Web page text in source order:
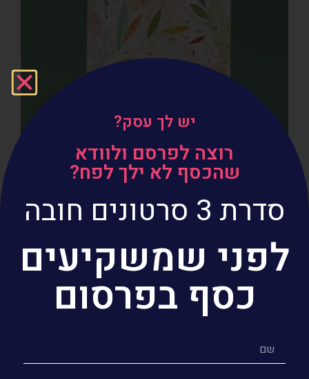
יש לך עסק?
רוצה לפרסם ולוודא
שהכסף לא ילך לפח?
סדרת 3 סרטונים חובה
לפני שמשקיעים
כסף בפרסום